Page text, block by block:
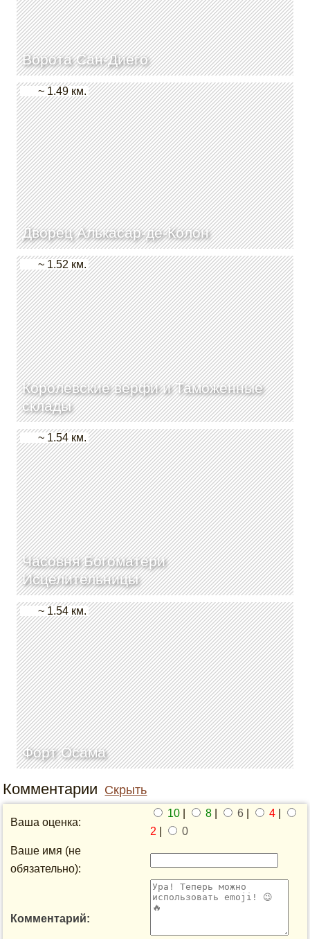
Ворота Сан-Диего
Дворец Алькасар-де-Колон
~ 1.49 км.
Королевские верфи и Таможенные
склады
~ 1.52 км.
Часовня Богоматери
Исцелительницы
~ 1.54 км.
Форт Осама
~ 1.54 км.
Комментарии Скрыть
Ваша оценка:
10 8 6 4
2
0
Ваше имя (не
обязательно):
Комментарий: